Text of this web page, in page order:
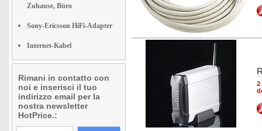
Zuhause, Büro
Sony-Ericsson HiFi-Adapter
Internet-Kabel
Rimani in contatto con
noi e inserisci il tuo
indirizzo email per la
nostra newsletter
HotPrice.:
2